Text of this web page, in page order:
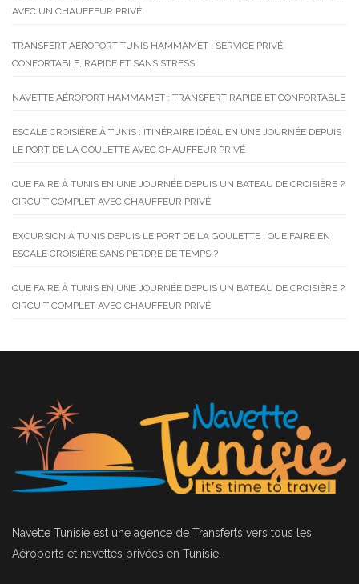
AVEC UN CHAUFFEUR PRIVÉ
TRANSFERT AÉROPORT TUNIS HAMMAMET : SERVICE PRIVÉ
CONFORTABLE, RAPIDE ET SANS STRESS
NAVETTE AÉROPORT HAMMAMET : TRANSFERT RAPIDE ET CONFORTABLE
ESCALE CROISIÈRE À TUNIS : ITINÉRAIRE IDÉAL EN UNE JOURNÉE DEPUIS
LE PORT DE LA GOULETTE AVEC CHAUFFEUR PRIVÉ
QUE FAIRE À TUNIS EN UNE JOURNÉE DEPUIS UN BATEAU DE CROISIÈRE ?
CIRCUIT COMPLET AVEC CHAUFFEUR PRIVÉ
EXCURSION À TUNIS DEPUIS LE PORT DE LA GOULETTE : QUE FAIRE EN
ESCALE CROISIÈRE SANS PERDRE DE TEMPS ?
QUE FAIRE À TUNIS EN UNE JOURNÉE DEPUIS UN BATEAU DE CROISIÈRE ?
CIRCUIT COMPLET AVEC CHAUFFEUR PRIVÉ
Navette Tunisie est une agence de Transferts vers tous les
Aéroports et navettes privées en Tunisie.